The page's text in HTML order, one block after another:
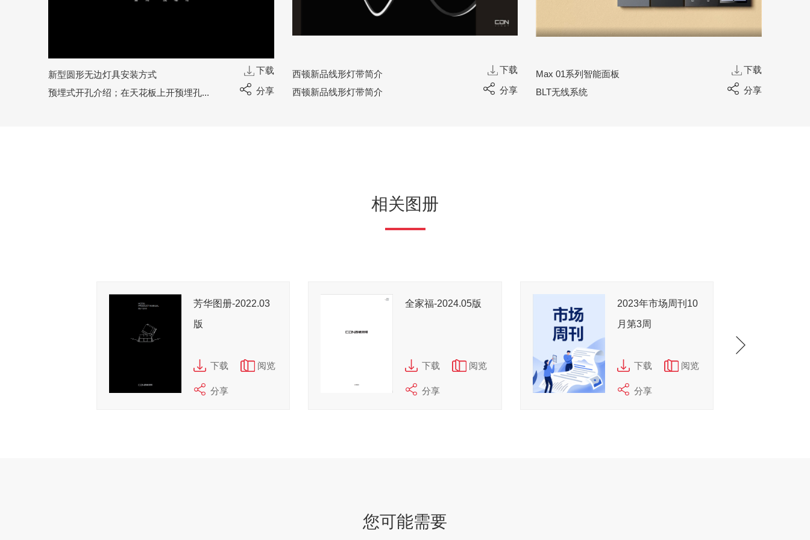
新型圆形无边灯具安装方式
预埋式开孔介绍；在天花板上开预埋孔；安装预埋件
下载
分享
西顿新品线形灯带简介
西顿新品线形灯带简介
下载
分享
Max 01系列智能面板
BLT无线系统
下载
分享
相关图册
芳华图册-2022.03
版
下载 阅览
分享
全家福-2024.05版
下载 阅览
分享
2023年市场周刊10
月第3周
下载 阅览
分享
您可能需要